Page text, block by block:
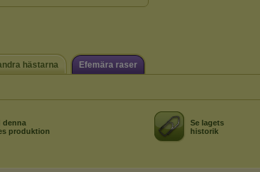
hästarna Efemära raser
denna
produktion
Se lagets
historik